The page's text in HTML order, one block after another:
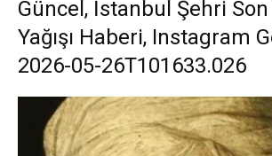
Güncel, İstanbul Şehri
Yağışı Haberi, Instagram
2026-05-26T101633.026